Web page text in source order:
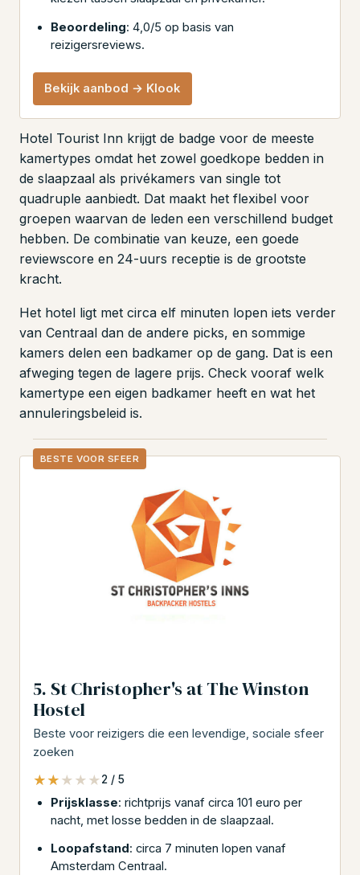
Beoordeling: 4,0/5 op basis van
reizigersreviews.
Bekijk aanbod → Klook
Hotel Tourist Inn krijgt de badge voor de meeste
kamertypes omdat het zowel goedkope bedden in
de slaapzaal als privékamers van single tot
quadruple aanbiedt. Dat maakt het flexibel voor
groepen waarvan de leden een verschillend budget
hebben. De combinatie van keuze, een goede
reviewscore en 24-uurs receptie is de grootste
kracht.
Het hotel ligt met circa elf minuten lopen iets verder
van Centraal dan de andere picks, en sommige
kamers delen een badkamer op de gang. Dat is een
afweging tegen de lagere prijs. Check vooraf welk
kamertype een eigen badkamer heeft en wat het
annuleringsbeleid is.
BESTE VOOR SFEER
5. St Christopher's at The Winston
Hostel
Beste voor reizigers die een levendige, sociale sfeer
zoeken
★★★★★
★★★★★2 / 5
Prijsklasse: richtprijs vanaf circa 101 euro per
nacht, met losse bedden in de slaapzaal.
Loopafstand : circa 7 minuten lopen vanaf
Amsterdam Centraal.